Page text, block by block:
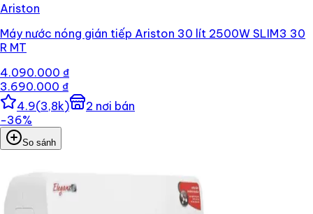
Ariston
Máy nước nóng gián tiếp Ariston 30 lít 2500W SLIM3 30
R MT
4.090.000 ₫
3.690.000 ₫
4.9(3,8k) 2 nơi bán
−36%
So sánh